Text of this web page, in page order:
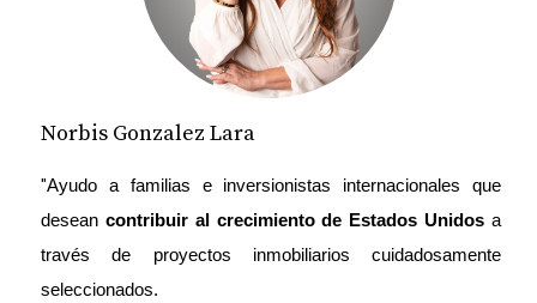
tienen más capital
tienen acceso a mejores financiamientos
mantienen altos estándares de construcción
cuidan la administración del edificio
Para ti como inversionista extranjero, esto se traduce en:
✔ menos fallas
✔ menos gastos inesperados
Norbis Gonzalez Lara
"Ayudo a familias e inversionistas internacionales que
desean contribuir al crecimiento de Estados Unidos a
través de proyectos inmobiliarios cuidadosamente
seleccionados.